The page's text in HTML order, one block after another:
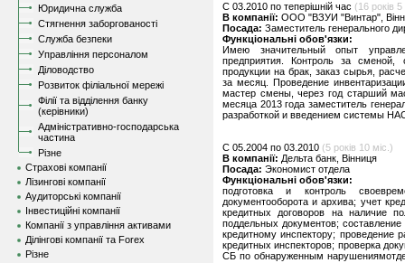
Юридична служба
Стягнення заборгованості
Служба безпеки
Управління персоналом
Діловодство
Розвиток філіальної мережі
Філії та відділення банку
(керівники)
Адміністративно-господарська
частина
Різне
Страхові компанії
Лізингові компанії
Аудиторські компанії
Інвестиційні компанії
Компанії з управління активами
Ділінгові компанії та Forex
Різне
C 03.2010 по теперішній час (16 років 5
В компанії: ООО "ВЗУИ "Винтар",
Посада: Заместитель генерального
Функціональні обов'язки:
Имею значительный опыт
предприятия. Контроль за сменой,
продукции на брак, заказ сырья,
за месяц. Проведение
мастер смены, через год старший
месяца 2013 года заместитель
разработкой и введением системы
C 05.2004 по 03.2010 (5 років 10 міс.)
В компанії: Дельта банк, Вінниця
Посада: Экономист отдела
Функціональні обов'язки:
подготовка и контроль
документооборота и архива; учет
кредитных договоров на наличие
поддельных документов;
кредитному инспектору; проведение
кредитных инспекторов; проверка
СБ по обнаруженным